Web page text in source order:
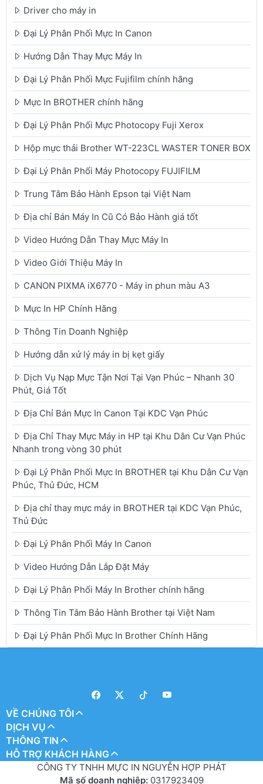
Driver cho máy in
Đại Lý Phân Phối Mực In Canon
Hướng Dẫn Thay Mực Máy In
Đại Lý Phân Phối Mực Fujifilm chính hãng
Mực In BROTHER chính hãng
Đại Lý Phân Phối Mực Photocopy Fuji Xerox
Hộp mực thải Brother WT-223CL WASTER TONER BOX
Đại Lý Phân Phối Máy Photocopy FUJIFILM
Trung Tâm Bảo Hành Epson tại Việt Nam
Địa chỉ Bán Máy In Cũ Có Bảo Hành giá tốt
Video Hướng Dẫn Thay Mực Máy In
Video Giới Thiệu Máy In
CANON PIXMA iX6770 - Máy in phun màu A3
Mực In HP Chính Hãng
Thông Tin Doanh Nghiệp
Hướng dẫn xử lý máy in bị kẹt giấy
Dịch Vụ Nạp Mực Tận Nơi Tại Vạn Phúc – Nhanh 30
Phút, Giá Tốt
Địa Chỉ Bán Mực In Canon Tại KDC Vạn Phúc
Địa Chỉ Thay Mực Máy in HP tại Khu Dân Cư Vạn Phúc
Nhanh trong vòng 30 phút
Đại Lý Phân Phối Mực In BROTHER tại Khu Dân Cư Vạn
Phúc, Thủ Đức, HCM
Địa chỉ thay mực máy in BROTHER tại KDC Vạn Phúc,
Thủ Đức
Đại Lý Phân Phối Máy In Canon
Video Hướng Dẫn Lắp Đặt Máy
Đại Lý Phân Phối Máy In Brother chính hãng
Thông Tin Tâm Bảo Hành Brother tại Việt Nam
Đại Lý Phân Phối Mực In Brother Chính Hãng
VỀ CHÚNG TÔI
DỊCH VỤ
THÔNG TIN
HỖ TRỢ KHÁCH HÀNG
CÔNG TY TNHH MỰC IN NGUYỄN HỢP PHÁT
Mã số doanh nghiệp: 0317923409